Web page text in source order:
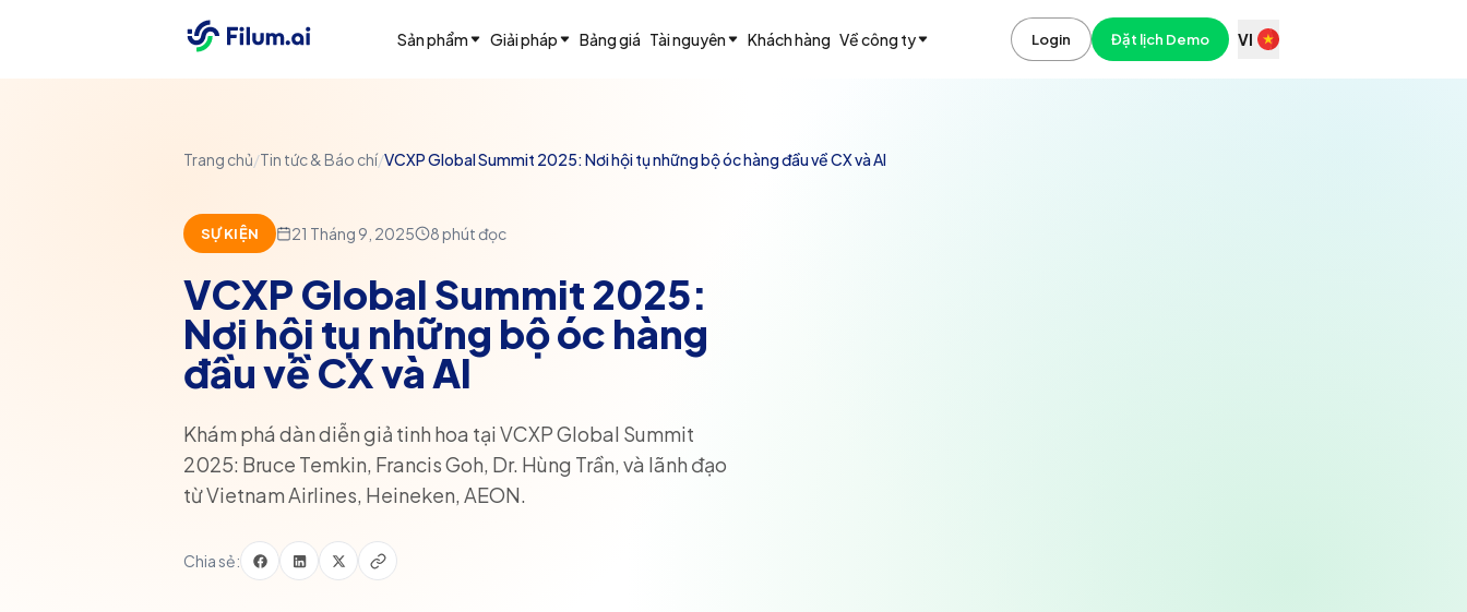
Sản phẩm Giải pháp Bảng giá Tài nguyên Khách hàng Về công ty Login Đặt lịch Demo VI
Trang chủ/Tin tức & Báo chí/VCXP Global Summit 2025: Nơi hội tụ những bộ óc hàng đầu về CX và AI
SỰ KIỆN 21 Tháng 9, 2025 8phút đọc
VCXP Global Summit 2025:
Nơi hội tụ những bộ óc hàng
đầu về CX và AI
Khám phá dàn diễn giả tinh hoa tại VCXP Global Summit
2025: Bruce Temkin, Francis Goh, Dr. Hùng Trần, và lãnh đạo
từ Vietnam Airlines, Heineken, AEON.
Chia sẻ: